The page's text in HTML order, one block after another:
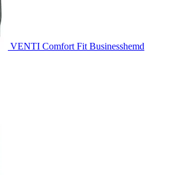
VENTI Comfort Fit Businesshemd